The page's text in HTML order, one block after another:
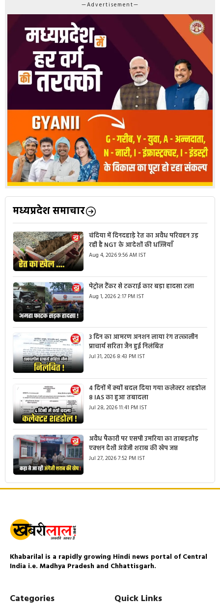
—Advertisement—
मध्यप्रदेश समाचार
चंदिया में दिनदहाड़े रेत का अवैध परिवहन उड़
रही है NGT के आदेशों की धज्जियाँ
Aug 4, 2026 9:56 AM IST
पेट्रोल टैंकर से टकराई कार बड़ा हादसा टला
Aug 1, 2026 2:17 PM IST
3 दिन का आमरण अनशन लाया रंग तत्कालीन
प्राचार्य सरिता जैन हुई निलंबित
Jul 31, 2026 8:43 PM IST
4 दिनों में क्यों बदल दिया गया कलेक्टर शहडोल
8 IAS का हुआ तबादला
Jul 28, 2026 11:41 PM IST
अवैध पैकारी पर एसपी उमरिया का ताबड़तोड़
एक्शन देशी अंग्रेजी शराब की खेप जप्त
Jul 27, 2026 7:52 PM IST
Khabarilal is a rapidly growing Hindi news portal of Central
India i.e. Madhya Pradesh and Chhattisgarh.
Categories Quick Links